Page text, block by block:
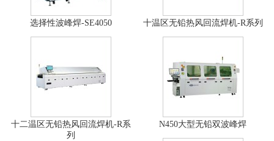
选择性波峰焊-SE4050 十温区无铅热风回流焊机-R系列
十二温区无铅热风回流焊机-R系
列
N450大型无铅双波峰焊